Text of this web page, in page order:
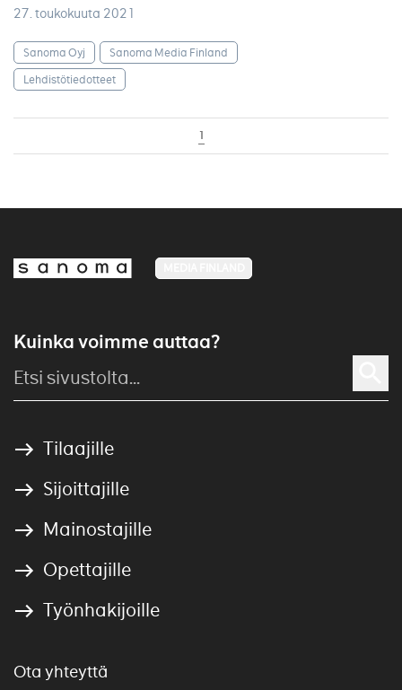
27. toukokuuta 2021
Sanoma Oyj
Sanoma Media Finland
Lehdistötiedotteet
1
Kuinka voimme auttaa?
Tilaajille
Sijoittajille
Mainostajille
Opettajille
Työnhakijoille
Ota yhteyttä